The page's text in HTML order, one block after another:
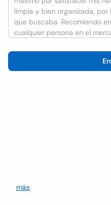
Utilizamos cookies para
más